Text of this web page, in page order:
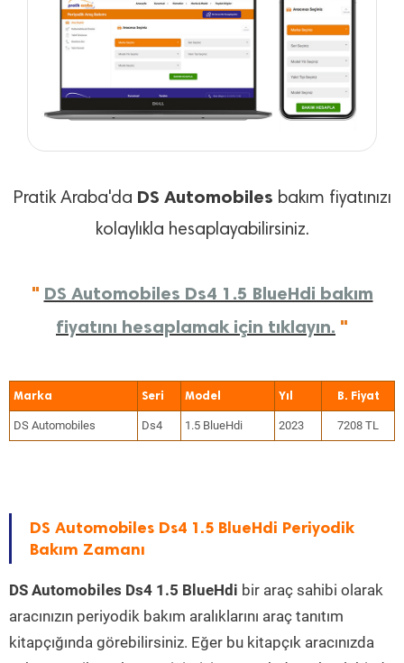
Pratik Araba'da DS Automobiles bakım fiyatınızı
kolaylıkla hesaplayabilirsiniz.
" DS Automobiles Ds4 1.5 BlueHdi bakım
fiyatını hesaplamak için tıklayın. "
Marka Seri Model Yıl
DS Automobiles Ds4 1.5 BlueHdi 2023 7208 TL
DS Automobiles Ds4 1.5 BlueHdi Periyodik
Bakım Zamanı
DS Automobiles Ds4 1.5 BlueHdi bir araç sahibi olarak
aracınızın periyodik bakım aralıklarını araç tanıtım
kitapçığında görebilirsiniz. Eğer bu kitapçık aracınızda